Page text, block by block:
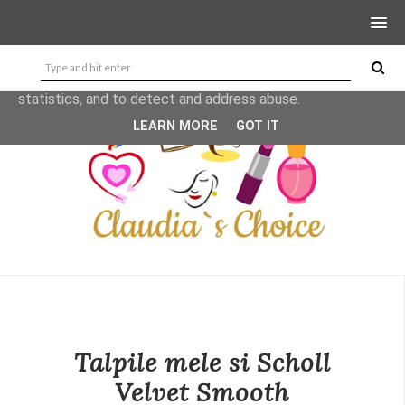
Talpile mele si Scholl
Velvet Smooth
This site uses cookies from Google to deliver its services
and to analyze traffic. Your IP address and user-agent are
shared with Google along with performance and security
metrics to ensure quality of service, generate usage
statistics, and to detect and address abuse.
LEARN MORE GOT IT